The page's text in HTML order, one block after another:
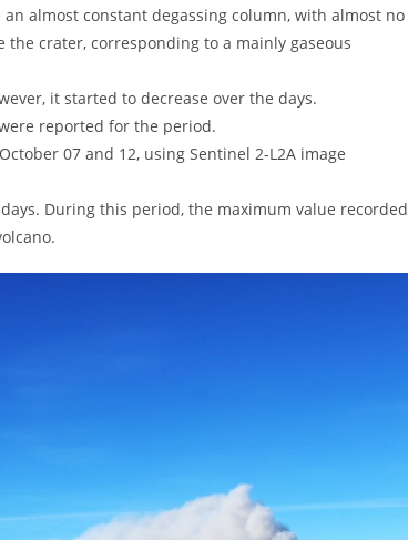
almost constant degassing column, with almost no
crater, corresponding to a mainly gaseous
it started to decrease over the days.
reported for the period.
07 and 12, using Sentinel 2-L2A image
During this period, the maximum value recorded